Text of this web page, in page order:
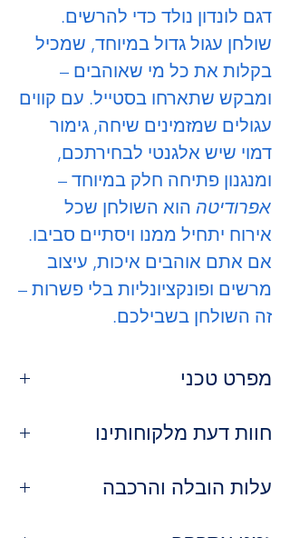
דגם לונדון נולד כדי להרשים.
שולחן עגול גדול במיוחד, שמכיל
בקלות את כל מי שאוהבים –
ומבקש שתארחו בסטייל. עם קווים
עגולים שמזמינים שיחה, גימור
דמוי שיש אלגנטי לבחירתכם,
ומנגנון פתיחה חלק במיוחד –
אפרודיטה הוא השולחן שכל
אירוח יתחיל ממנו ויסתיים סביבו.
אם אתם אוהבים איכות, עיצוב
מרשים ופונקציונליות בלי פשרות –
זה השולחן בשבילכם.
מפרט טכני
(אלון/אגוז)
אורך (במצב פתוח)
חוות דעת מלקוחותינו
"וואו! פשוט שולחן מהאגדות. המראה של
עלות הובלה והרכבה